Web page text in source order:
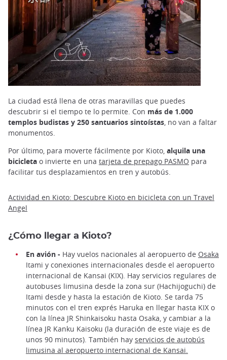
La ciudad está llena de otras maravillas que puedes
descubrir si el tiempo te lo permite. Con más de 1.000
templos budistas y 250 santuarios sintoístas, no van a faltar
monumentos.
Por último, para moverte fácilmente por Kioto, alquila una
bicicleta o invierte en una tarjeta de prepago PASMO para
facilitar tus desplazamientos en tren y autobús.
Actividad en Kioto: Descubre Kioto en bicicleta con un Travel
Angel
¿Cómo llegar a Kioto?
En avión - Hay vuelos nacionales al aeropuerto de Osaka
Itami y conexiones internacionales desde el aeropuerto
internacional de Kansai (KIX). Hay servicios regulares de
autobuses limusina desde la zona sur (Hachijoguchi) de
Itami desde y hasta la estación de Kioto. Se tarda 75
minutos con el tren exprés Haruka en llegar hasta KIX o
con la línea JR Shinkaisoku hasta Osaka, y cambiar a la
línea JR Kanku Kaisoku (la duración de este viaje es de
unos 90 minutos). También hay servicios de autobús
limusina al aeropuerto internacional de Kansai.